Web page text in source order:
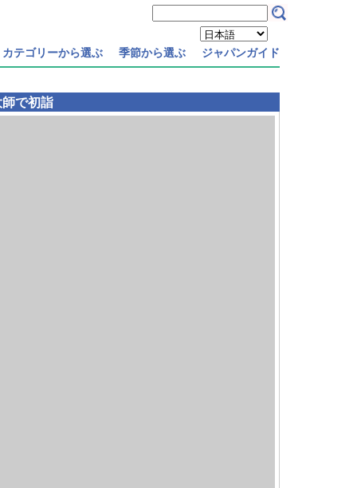
カテゴリーから選ぶ 季節から選ぶ ジャパンガイド
で初詣